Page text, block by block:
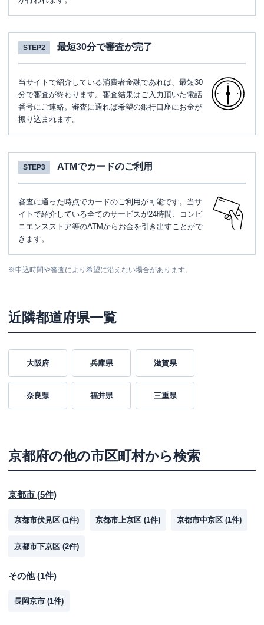
STEP2 最短30分で審査が完了
当サイトで紹介している消費者金融であれば、最短30
分で審査が終わります。審査結果はご入力頂いた電話
番号にご連絡。審査に通れば希望の銀行口座にお金が
振り込まれます。
STEP3 ATMでカードのご利用
審査に通った時点でカードのご利用が可能です。当サ
イトで紹介している全てのサービスが24時間、コンビ
ニエンスストア等のATMからお金を引き出すことがで
きます。
※申込時間や審査により希望に沿えない場合があります。
近隣都道府県一覧
大阪府 兵庫県 滋賀県
奈良県 福井県 三重県
京都府の他の市区町村から検索
京都市 (5件)
京都市伏見区 (1件) 京都市上京区 (1件) 京都市中京区 (1件)
京都市下京区 (2件)
その他(1件)
長岡京市 (1件)